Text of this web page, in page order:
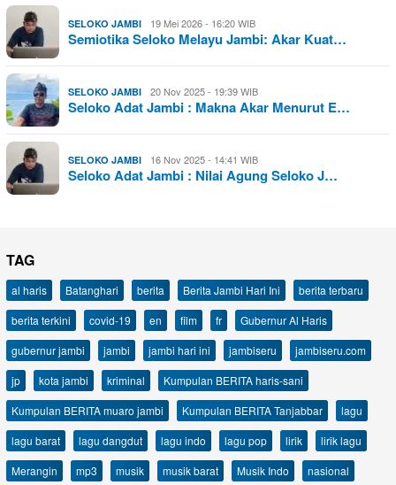
SELOKO JAMBI 19 Mei 2026 - 16:20 WIB
Semiotika Seloko Melayu Jambi: Akar Kuat…
SELOKO JAMBI 20 Nov 2025 - 19:39 WIB
Seloko Adat Jambi : Makna Akar Menurut E…
SELOKO JAMBI 16 Nov 2025 - 14:41 WIB
Seloko Adat Jambi : Nilai Agung Seloko J…
TAG
al haris Batanghari berita Berita Jambi Hari Ini
berita terbaru
berita terkini
covid-19 en film fr
Gubernur Al Haris
gubernur jambi
jambi jambi hari ini jambiseru
jambiseru.com
jp
kota jambi kriminal
Kumpulan BERITA haris-sani
Kumpulan BERITA muaro jambi
Kumpulan BERITA Tanjabbar
lagu
lagu barat
lagu dangdut lagu indo lagu pop lirik
lirik lagu
Merangin
mp3 musik musik barat Musik Indo
nasional